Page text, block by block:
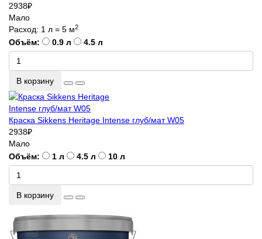
2938₽
Мало
Расход: 1 л = 5 м2
Объём: 0.9 л 4.5 л
В корзину
Краска Sikkens Heritage Intense глуб/мат W05
2938₽
Мало
Объём:
1 л 4.5 л 10 л
В корзину